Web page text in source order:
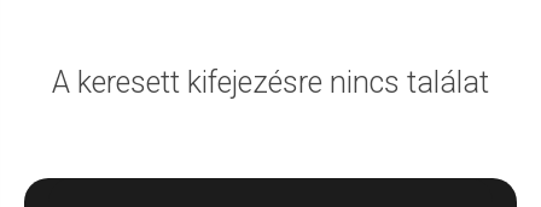
A keresett kifejezésre nincs találat